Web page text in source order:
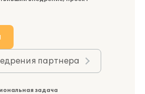
партнера
задача